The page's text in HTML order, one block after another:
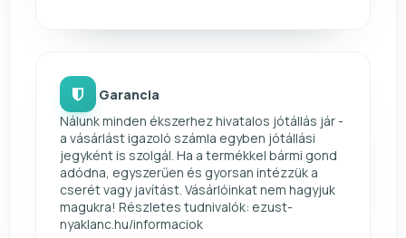
Garancia
Nálunk minden ékszerhez hivatalos jótállás jár -
a vásárlást igazoló számla egyben jótállási
jegyként is szolgál. Ha a termékkel bármi gond
adódna, egyszerűen és gyorsan intézzük a
cserét vagy javítást. Vásárlóinkat nem hagyjuk
magukra! Részletes tudnivalók: ezust-
nyaklanc.hu/informaciok